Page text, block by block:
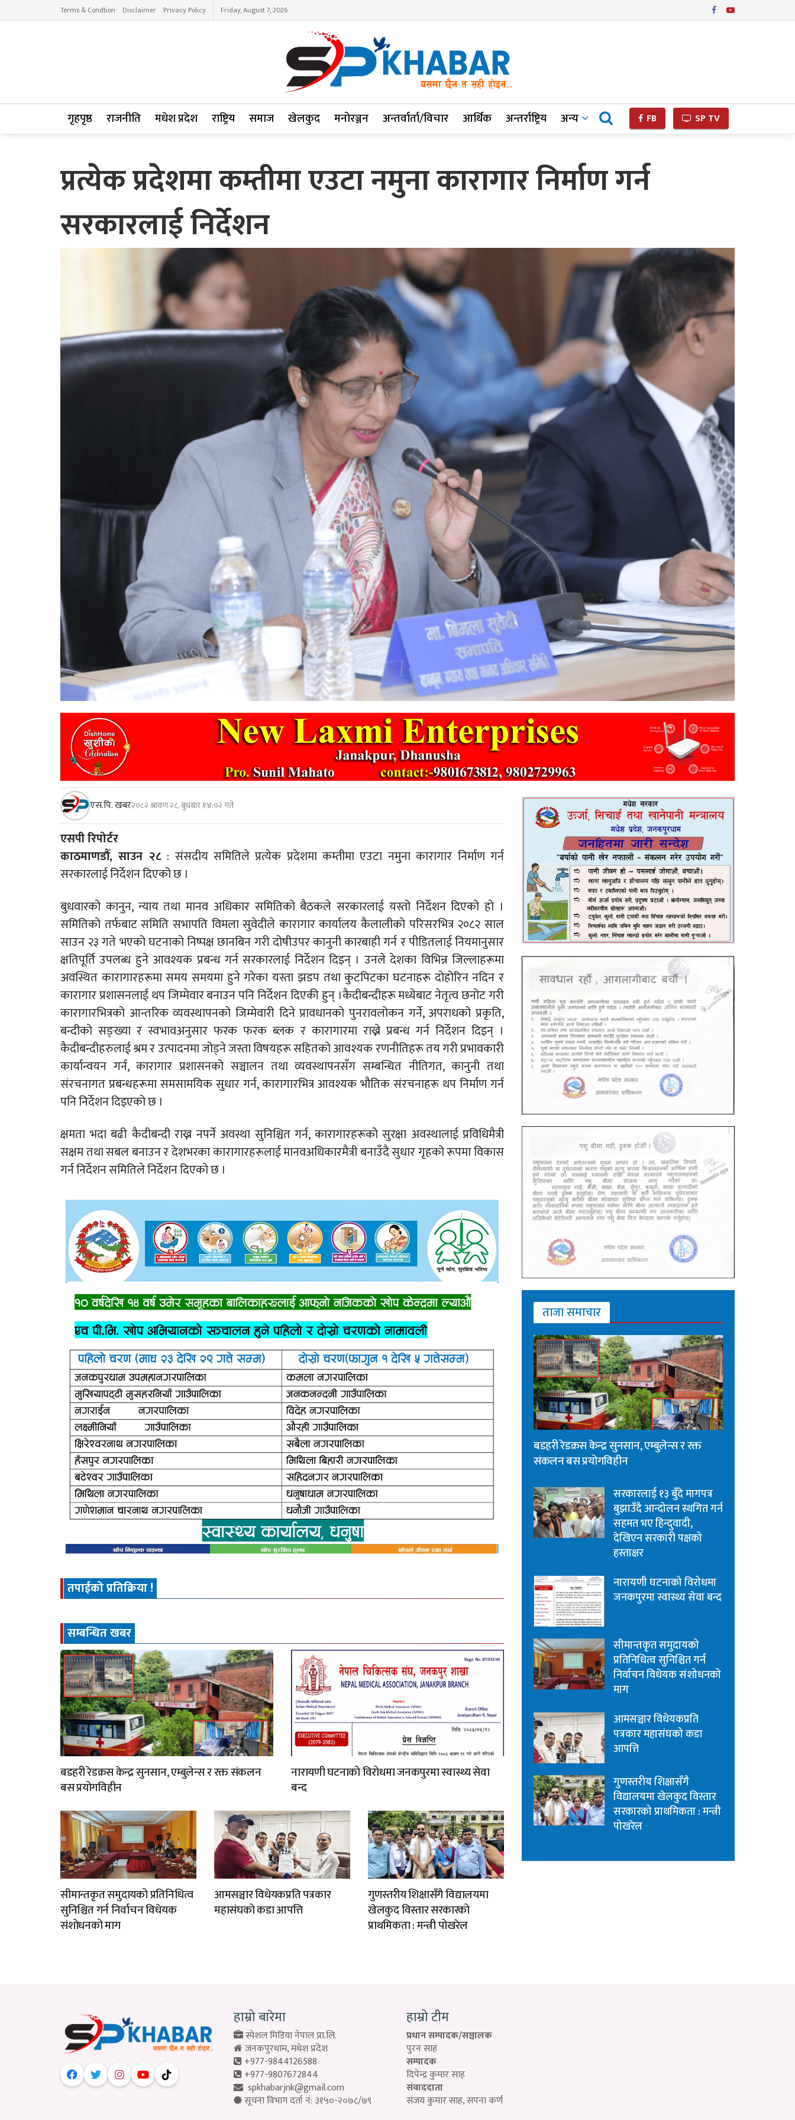
Terms & Condtion Disclaimer Privacy Policy Friday, August 7, 2026
गृहपृष्ठ राजनीति मधेश प्रदेश राष्ट्रिय समाज खेलकुद मनोरञ्जन अन्तर्वार्ता/विचार आर्थिक अन्तर्राष्ट्रिय अन्य FB SP TV
प्रत्येक प्रदेशमा कम्तीमा एउटा नमुना कारागार निर्माण गर्न
सरकारलाई निर्देशन
एस.पि. खबर२०८२ श्रावण २८, बुधबार १४:०२ गते
एसपी रिपोर्टर
काठमाणडौँ, साउन २८: संसदीय समितिले प्रत्येक प्रदेशमा कम्तीमा एउटा नमुना कारागार निर्माण गर्न
सरकारलाई निर्देशन दिएको छ ।
बुधवारको कानुन, न्याय तथा मानव अधिकार समितिको बैठकले सरकारलाई यस्तो निर्देशन दिएको हो ।
समितिको तर्फबाट समिति सभापति विमला सुवेदीले कारागार कार्यालय कैलालीको परिसरभित्र २०८२ साल
साउन २३ गते भएको घटनाको निष्पक्ष छानबिन गरी दोषीउपर कानुनी कारबाही गर्न र पीडितलाई नियमानुसार
क्षतिपूर्ति उपलब्ध हुने आवश्यक प्रबन्ध गर्न सरकारलाई निर्देशन दिइन् । उनले देशका विभिन्न जिल्लाहरूमा
अवस्थित कारागारहरूमा समय समयमा हुने गरेका यस्ता झडप तथा कुटपिटका घटनाहरू दोहोरिन नदिन र
कारागार प्रशासनलाई थप जिम्मेवार बनाउन पनि निर्देशन दिएकी हुन् ।कैदीबन्दीहरू मध्येबाट नेतृत्व छनोट गरी
कारागारभित्रको आन्तरिक व्यवस्थापनको जिम्मेवारी दिने प्रावधानको पुनरावलोकन गर्ने, अपराधको प्रकृति,
बन्दीको सङ्ख्या र स्वभावअनुसार फरक फरक ब्लक र कारागारमा राख्ने प्रबन्ध गर्न निर्देशन दिइन् ।
कैदीबन्दीहरुलाई श्रम र उत्पादनमा जोड्ने जस्ता विषयहरू सहितको आवश्यक रणनीतिहरू तय गरी प्रभावकारी
कार्यान्वयन गर्न, कारागार प्रशासनको सञ्चालन तथा व्यवस्थापनसँग सम्बन्धित नीतिगत, कानुनी तथा
संरचनागत प्रबन्धहरूमा समसामयिक सुधार गर्न, कारागारभित्र आवश्यक भौतिक संरचनाहरू थप निर्माण गर्न
पनि निर्देशन दिइएको छ ।
क्षमता भदा बढी कैदीबन्दी राख्न नपर्ने अवस्था सुनिश्चित गर्न, कारागारहरूको सुरक्षा अवस्थालाई प्रविधिमैत्री
सक्षम तथा सबल बनाउन र देशभरका कारागारहरूलाई मानवअधिकारमैत्री बनाउँदै सुधार गृहको रूपमा विकास
गर्न निर्देशन समितिले निर्देशन दिएको छ ।
तपाईको प्रतिक्रिया !
सम्बन्धित खबर
बडहरी रेडक्रस केन्द्र सुनसान, एम्बुलेन्स र रक्त संकलन
बस प्रयोगविहीन
नारायणी घटनाको विरोधमा जनकपुरमा स्वास्थ्य सेवा
बन्द
सीमान्तकृत समुदायको प्रतिनिधित्व
सुनिश्चित गर्न निर्वाचन विधेयक
संशोधनको माग
आमसञ्चार विधेयकप्रति पत्रकार
महासंघको कडा आपत्ति
गुणस्तरीय शिक्षासँगै विद्यालयमा
खेलकुद विस्तार सरकारको
प्राथमिकता : मन्त्री पोखरेल
ताजा समाचार
बडहरी रेडक्रस केन्द्र सुनसान, एम्बुलेन्स र रक्त
संकलन बस प्रयोगविहीन
सरकारलाई १३ बुँदे मागपत्र
बुझाउँदै आन्दोलन स्थगित गर्न
सहमत भए हिन्दुवादी,
देखिएन सरकारी पक्षको
हस्ताक्षर
नारायणी घटनाको विरोधमा
जनकपुरमा स्वास्थ्य सेवा बन्द
सीमान्तकृत समुदायको
प्रतिनिधित्व सुनिश्चित गर्न
निर्वाचन विधेयक संशोधनको
माग
आमसञ्चार विधेयकप्रति
पत्रकार महासंघको कडा
आपत्ति
गुणस्तरीय शिक्षासँगै
विद्यालयमा खेलकुद विस्तार
सरकारको प्राथमिकता : मन्त्री
पोखरेल
हाम्रो बारेमा
स्पेशल मिडिया नेपाल प्रा.लि.
जनकपुरधाम, मधेश प्रदेश
+977-9844126588
+977-9807672844
spkhabarjnk@gmail.com
सूचना विभाग दर्ता नं: ३१५०-२०७८/७९
हाम्रो टीम
प्रधान सम्पादक/सञ्चालक
पुरन साह
सम्पादक
दिपेन्द्र कुमार साह
संवाददाता
संजय कुमार साह, सपना कर्ण